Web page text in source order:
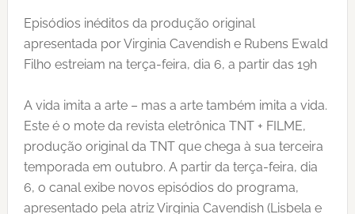
Episódios inéditos da produção original
apresentada por Virginia Cavendish e Rubens Ewald
Filho estreiam na terça-feira, dia 6, a partir das 19h
A vida imita a arte – mas a arte também imita a vida.
Este é o mote da revista eletrônica TNT + FILME,
produção original da TNT que chega à sua terceira
temporada em outubro. A partir da terça-feira, dia
6, o canal exibe novos episódios do programa,
apresentado pela atriz Virginia Cavendish (Lisbela e